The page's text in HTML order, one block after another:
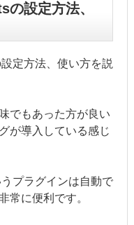
設定方法、
定方法、使い方を説
でもあった方が良い
が導入している感じ
プラグインは自動で
常に便利です。